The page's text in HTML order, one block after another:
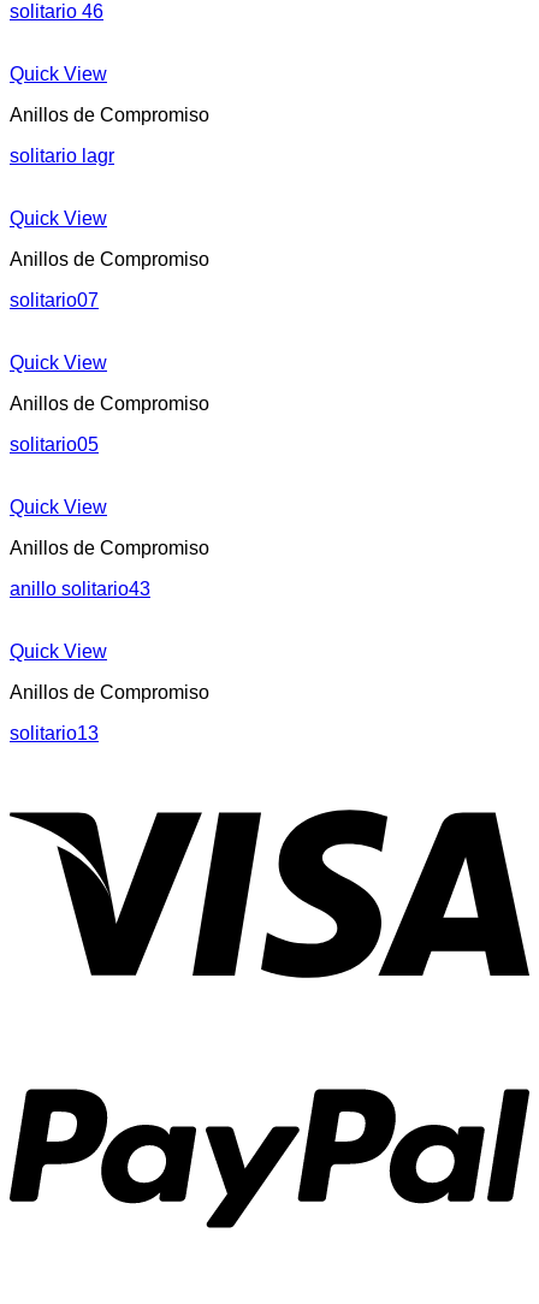
solitario 46
Quick View
Anillos de Compromiso
solitario lagr
Quick View
Anillos de Compromiso
solitario07
Quick View
Anillos de Compromiso
solitario05
Quick View
Anillos de Compromiso
anillo solitario43
Quick View
Anillos de Compromiso
solitario13